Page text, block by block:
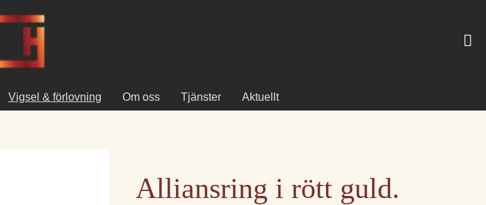
Vigsel & förlovning Om oss Tjänster Aktuellt
Alliansring i rött guld.